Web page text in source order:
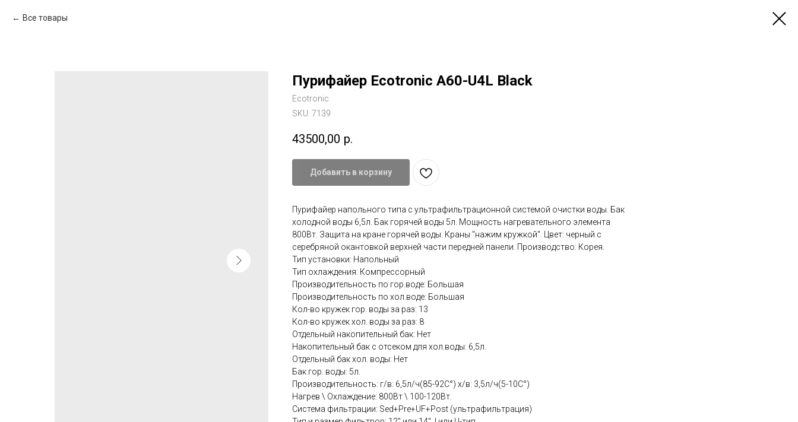
Все товары
Пурифайер Ecotronic A60-U4L Black
Ecotronic
SKU: 7139
43500,00 р.
Добавить в корзину
Пурифайер напольного типа с ультрафильтрационной системой очистки воды. Бак
холодной воды 6,5л. Бак горячей воды 5л. Мощность нагревательного элемента
800Вт. Защита на кране горячей воды. Краны "нажим кружкой". Цвет: черный с
серебряной окантовкой верхней части передней панели. Производство: Корея.
Тип установки: Напольный
Тип охлаждения: Компрессорный
Производительность по гор.воде: Большая
Производительность по хол.воде: Большая
Кол-во кружек гор. воды за раз: 13
Кол-во кружек хол. воды за раз: 8
Отдельный накопительный бак: Нет
Накопительный бак с отсеком для хол.воды: 6,5л.
Отдельный бак хол. воды: Нет
Бак гор. воды: 5л.
Производительность: г/в: 6,5л/ч(85-92C°) х/в: 3,5л/ч(5-10C°)
Нагрев \ Охлаждение: 800Вт \ 100-120Вт.
Система фильтрации: Sed+Pre+UF+Post (ультрафильтрация)